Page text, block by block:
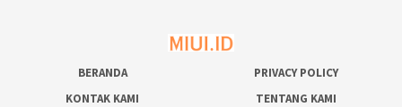
BERANDA
PRIVACY POLICY
KONTAK KAMI
TENTANG KAMI